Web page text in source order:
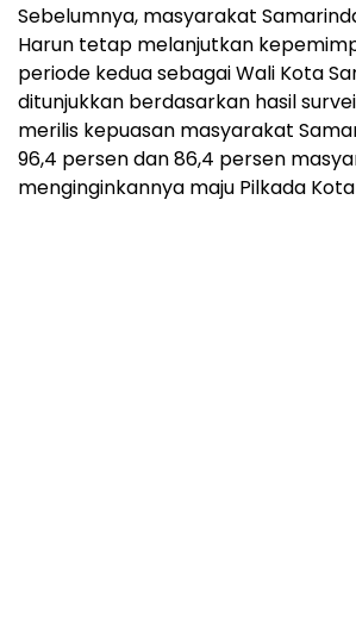
Sebelumnya, masyarakat
Harun tetap melanjutkan
periode kedua sebagai Wali Kota
ditunjukkan berdasarkan hasil survei
merilis kepuasan masyarakat
96,4 persen dan 86,4 persen
menginginkannya maju Pilkada